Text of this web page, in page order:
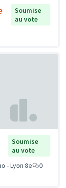
Soumise
au vote
Soumise
au vote
- Lyon 8e
0